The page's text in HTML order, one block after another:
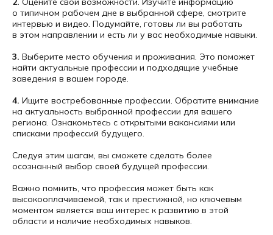
о типичном рабочем дне в выбранной сфере, смотрите
интервью и видео. Подумайте, готовы ли вы работать
в этом направлении и есть ли у вас необходимые навыки.
3. Выберите место обучения и проживания. Это поможет
найти актуальные профессии и подходящие учебные
заведения в вашем городе.
4. Ищите востребованные профессии. Обратите внимание
на актуальность выбранной профессии для вашего
региона. Ознакомьтесь с открытыми вакансиями или
списками профессий будущего.
Следуя этим шагам, вы сможете сделать более
осознанный выбор своей будущей профессии.
Важно помнить, что профессия может быть как
высокооплачиваемой, так и престижной, но ключевым
моментом является ваш интерес к развитию в этой
области и наличие необходимых навыков.